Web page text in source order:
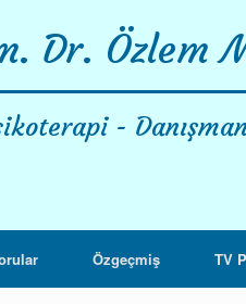
Dr. Özlem
-
Özgeçmiş TV